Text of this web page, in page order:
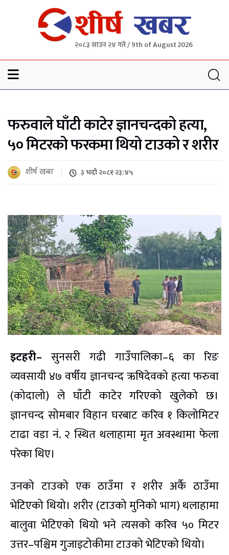
२०८३ साउन २४ गते / 9th of August 2026
फरुवाले घाँटी काटेर ज्ञानचन्दको हत्या,
५० मिटरको फरकमा थियो टाउको र शरीर
शीर्ष खबर ३ भदौ २०८१ २३:४५
इटहरी– सुनसरी गढी गाउँपालिका–६ का रिङ
व्यवसायी ४७ वर्षीय ज्ञानचन्द ऋषिदेवको हत्या फरुवा
(कोदालो) ले घाँटी काटेर गरिएको खुलेको छ।
ज्ञानचन्द सोमबार विहान घरबाट करिव १ किलोमिटर
टाढा वडा नं. २ स्थित थलाहामा मृत अवस्थामा फेला
परेका थिए।
उनको टाउको एक ठाउँमा र शरीर अर्कै ठाउँमा
भेटिएको थियो। शरीर (टाउको मुनिको भाग) थलाहामा
बालुवा भेटिएको थियो भने त्यसको करिव ५० मिटर
उत्तर–पश्चिम गुजाइटोकीमा टाउको भेटिएको थियो।